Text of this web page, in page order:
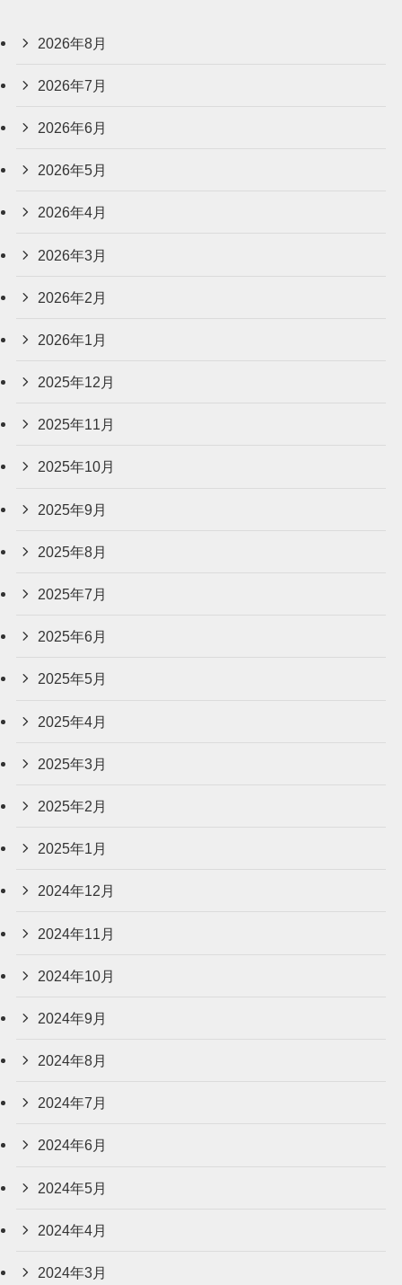
2026年8月
2026年7月
2026年6月
2026年5月
2026年4月
2026年3月
2026年2月
2026年1月
2025年12月
2025年11月
2025年10月
2025年9月
2025年8月
2025年7月
2025年6月
2025年5月
2025年4月
2025年3月
2025年2月
2025年1月
2024年12月
2024年11月
2024年10月
2024年9月
2024年8月
2024年7月
2024年6月
2024年5月
2024年4月
2024年3月